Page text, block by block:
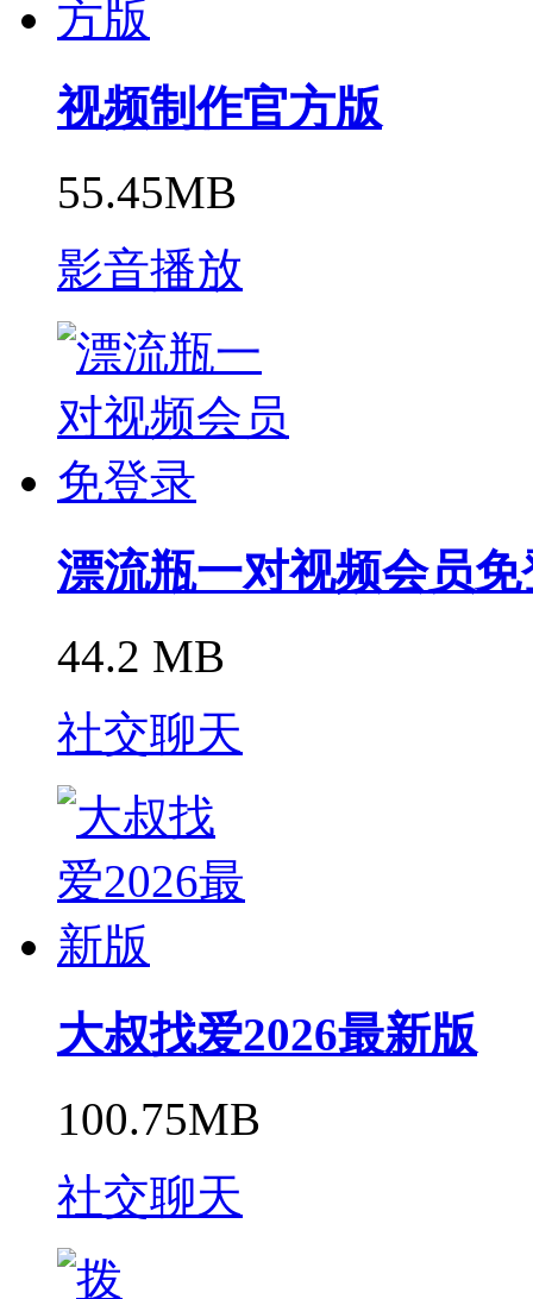
视频制作官方版
55.45MB
影音播放
漂流瓶一对视频会员免
44.2 MB
社交聊天
大叔找爱2026最新版
100.75MB
社交聊天